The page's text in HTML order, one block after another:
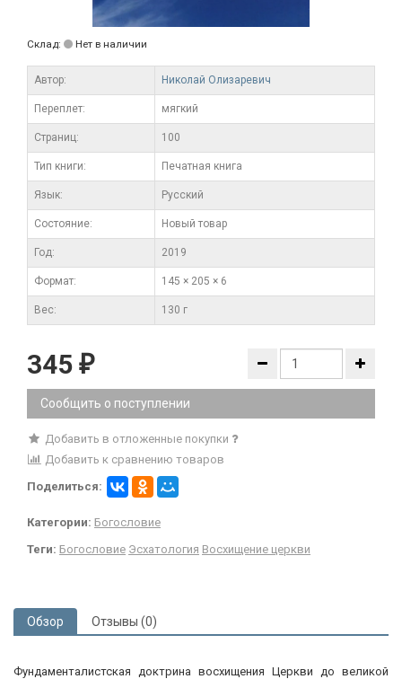
Склад: Нет в наличии
Автор: Николай Олизаревич
Переплет: мягкий
Cтраниц: 100
Тип книги: Печатная книга
Язык: Русский
Состояние: Новый товар
Год: 2019
Формат: 145 × 205 × 6
Вес: 130 г
345 ₽
Сообщить о поступлении
Добавить в отложенные покупки
Добавить к сравнению товаров
Поделиться:
Категории: Богословие
Теги: Богословие Эсхатология Восхищение церкви
Обзор Отзывы (0)
Фундаменталистская доктрина восхищения Церкви до великой